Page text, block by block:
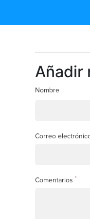
Añadir
Nombre
Correo
Comentarios *